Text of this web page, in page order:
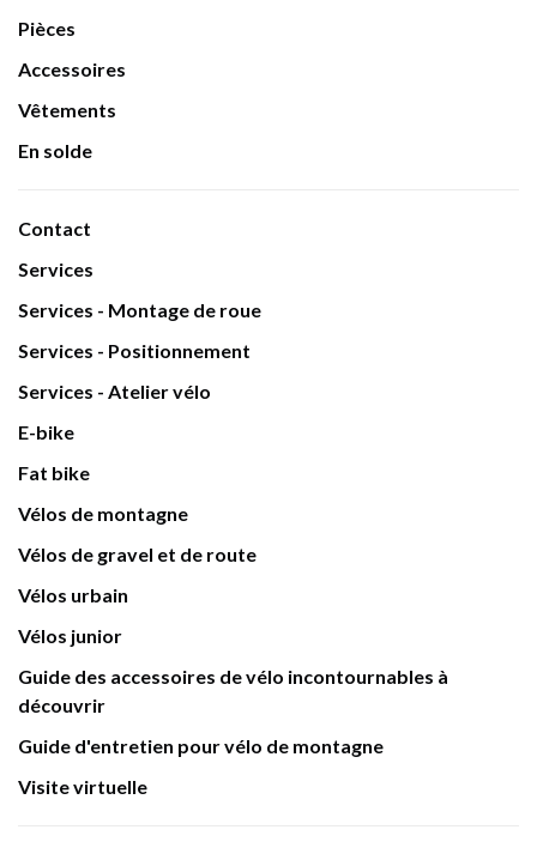
Pièces
Accessoires
Vêtements
En solde
Contact
Services
Services - Montage de roue
Services - Positionnement
Services - Atelier vélo
E-bike
Fat bike
Vélos de montagne
Vélos de gravel et de route
Vélos urbain
Vélos junior
Guide des accessoires de vélo incontournables à
découvrir
Guide d'entretien pour vélo de montagne
Visite virtuelle